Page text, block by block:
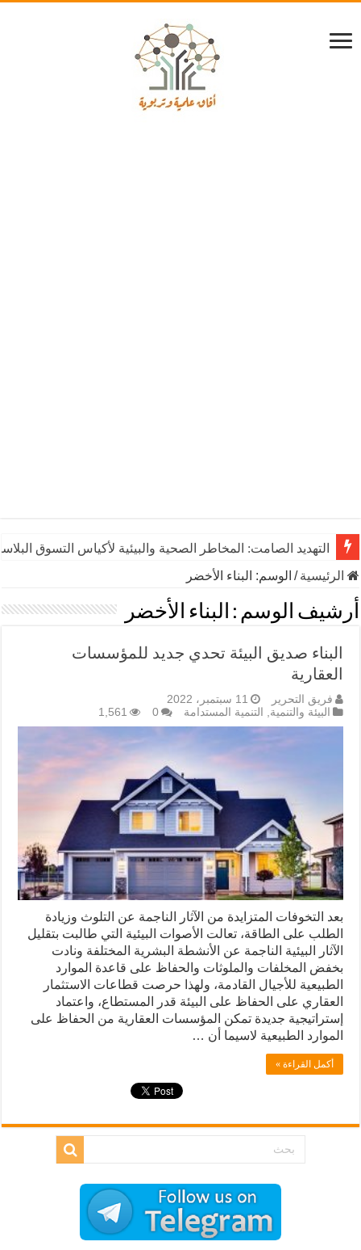
التهديد الصامت: المخاطر الصحية والبيئية لأكياس التسوق
الرئيسية/ الوسم: البناء الأخضر
أرشيف الوسم : البناء الأخضر
البناء صديق البيئة تحدي جديد للمؤسسات
العقارية
فريق التحرير
11 سبتمبر، 2022
البيئة والتنمية, التنمية المستدامة 0
1,561
بعد التخوفات المتزايدة من الآثار الناجمة عن التلوث وزيادة
الطلب على الطاقة، تعالت الأصوات البيئية التي طالبت بتقليل
الآثار البيئية الناجمة عن الأنشطة البشرية المختلفة ونادت
بخفض المخلفات والملوثات والحفاظ على قاعدة الموارد
الطبيعية للأجيال القادمة، ولهذا حرصت قطاعات الاستثمار
العقاري على الحفاظ على البيئة قدر المستطاع، واعتماد
إستراتيجية جديدة تمكن المؤسسات العقارية من الحفاظ على
الموارد الطبيعية لاسيما أن …
أكمل القراءة »